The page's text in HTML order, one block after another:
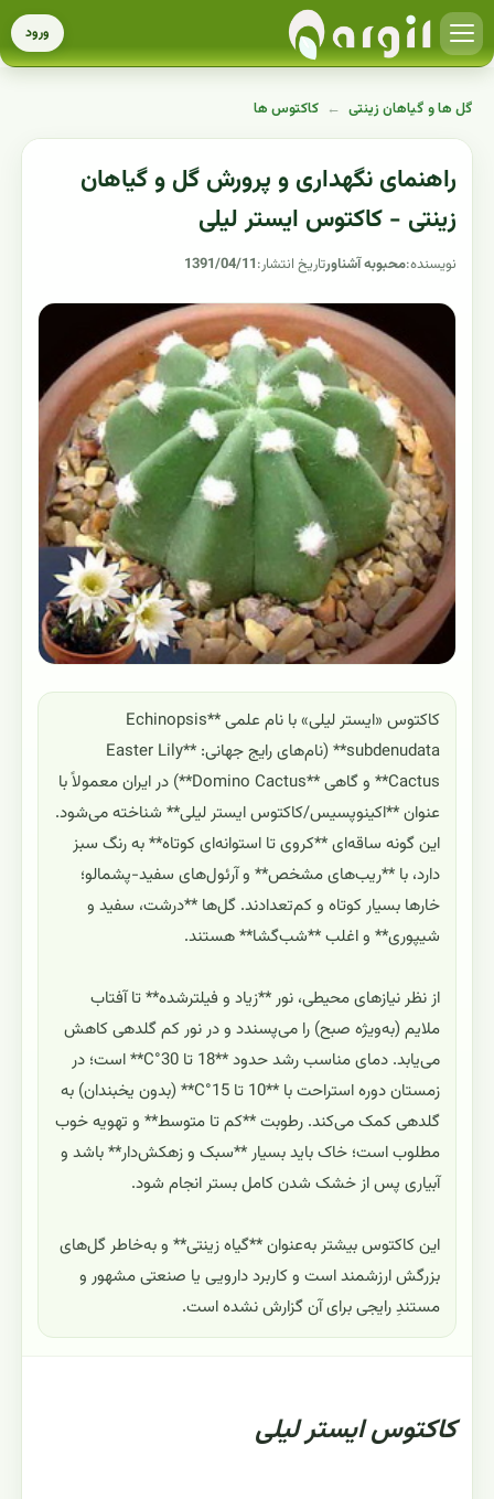
ورود
گل ها و گیاهان زینتی ← کاکتوس ها
راهنمای نگهداری و پرورش گل و گیاهان
زینتی - کاکتوس ایستر لیلی
نویسنده:محبوبه آشناورتاریخ انتشار:1391/04/11
کاکتوس «ایستر لیلی» با نام علمی **Echinopsis
subdenudata** (نام‌های رایج جهانی: **Easter Lily
Cactus** و گاهی **Domino Cactus**) در ایران معمولاً با
عنوان **اکینوپسیس/کاکتوس ایستر لیلی** شناخته می‌شود.
این گونه ساقه‌ای **کروی تا استوانه‌ای کوتاه** به رنگ سبز
دارد، با **ریب‌های مشخص** و آرئول‌های سفید-پشمالو؛
خارها بسیار کوتاه و کم‌تعدادند. گل‌ها **درشت، سفید و
شیپوری** و اغلب **شب‌گشا** هستند.
از نظر نیازهای محیطی، نور **زیاد و فیلترشده** تا آفتاب
ملایم (به‌ویژه صبح) را می‌پسندد و در نور کم گلدهی کاهش
می‌یابد. دمای مناسب رشد حدود **18 تا 30°C** است؛ در
زمستان دوره استراحت با **10 تا 15°C** (بدون یخبندان) به
گلدهی کمک می‌کند. رطوبت **کم تا متوسط** و تهویه خوب
مطلوب است؛ خاک باید بسیار **سبک و زهکش‌دار** باشد و
آبیاری پس از خشک شدن کامل بستر انجام شود.
این کاکتوس بیشتر به‌عنوان **گیاه زینتی** و به‌خاطر گل‌های
بزرگش ارزشمند است و کاربرد دارویی یا صنعتی مشهور و
مستندِ رایجی برای آن گزارش نشده است.
کاکتوس ایستر لیلی